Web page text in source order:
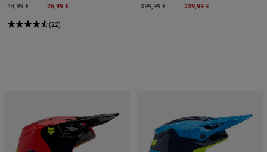
Price reduced from
44,99 €to 26,99 €
(22)
Price reduced from
399,99 €to 239,99 €